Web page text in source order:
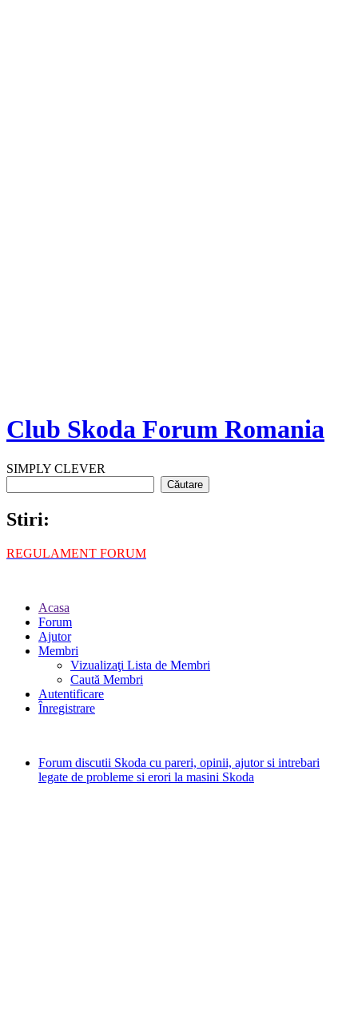
Club Skoda Forum Romania
SIMPLY CLEVER
Stiri:
REGULAMENT FORUM
Acasa
Forum
Ajutor
Membri
Vizualizaţi Lista de Membri
Caută Membri
Autentificare
Înregistrare
Forum discutii Skoda cu pareri, opinii, ajutor si intrebari
legate de probleme si erori la masini Skoda